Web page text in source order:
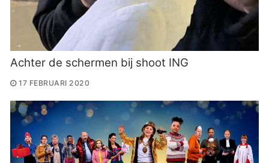
Achter de schermen bij shoot ING
17 FEBRUARI 2020